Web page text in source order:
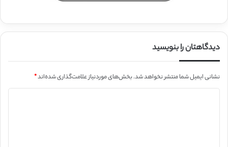
دیدگاهتان را بنویسید
نشانی ایمیل شما منتشر نخواهد شد.بخش‌های موردنیاز علامت‌گذاری شده‌اند*